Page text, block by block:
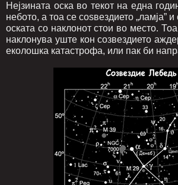
Нејзината оска во текот на една
небото, а тоа се соѕвездието „ламја”
оската со наклонот стои во место.
наклонува уште кон созвездието
еколошка катастрофа, или пак би